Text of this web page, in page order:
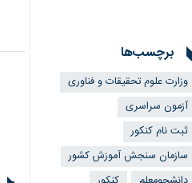
برچسب‌ها
وزارت علوم تحقیقات و فناوری
آزمون سراسری
ثبت نام کنکور
سازمان سنجش آموزش کشور